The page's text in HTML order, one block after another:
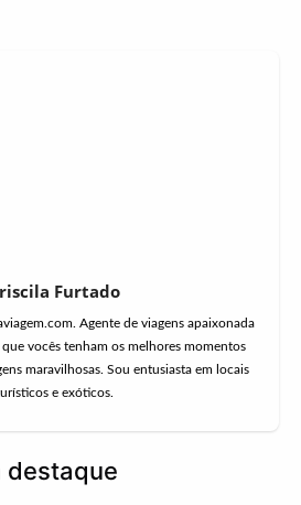
Furtado
Agente de viagens apaixonada
vocês tenham os melhores momentos
maravilhosas. Sou entusiasta em locais
e exóticos.
destaque